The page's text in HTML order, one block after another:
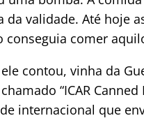
validade. Até hoje
comer
contou, vinha da
“ICAR
internacional que